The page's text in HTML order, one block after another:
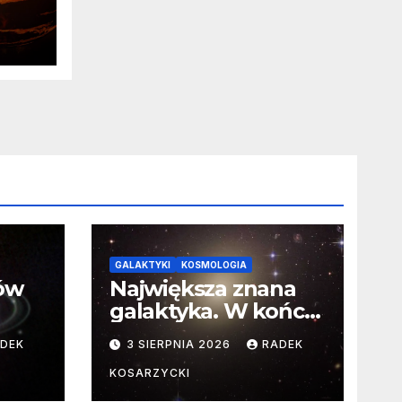
o
GALAKTYKI KOSMOLOGIA
Największa znana
galaktyka. W końcu
poznaliśmy jej
faktyczne wymiary
3 SIERPNIA 2026 RADEK
KOSARZYCKI